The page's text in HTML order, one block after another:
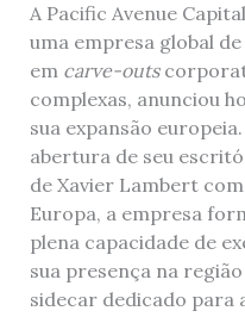
A Pacific Avenue
uma empresa global de
em carve-outs
complexas, anunciou
sua expansão
abertura de seu
de Xavier Lambert
Europa, a empresa
plena capacidade de
sua presença na
sidecar dedicado para